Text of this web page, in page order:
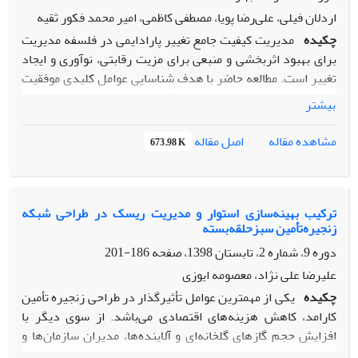
مکانیکی و الکتریکی هزینه‌های نگهداری و تعمیرات کاهش می­‌
یابد.
اردلان فیلی، علی‌رضا پویا، مصطفی کاظمی، امیر محمد فکور ثقیه
چکیده مدیریت کیفیت جامع تغییر پارادایمی در فلسفه مدیریت
برای بهبود اثربخشی و منبعی برای مزیت رقابتی، نوآوری و ایجاد
تغییر است. مطالعه حاضر با هدف شناسایی عوامل کلیدی موفقیت
مدیریت کیفیت جامع و رتبه بندی آن ها انجام شده است. پژوهش
حاضر کاربردی و توصیفی است. برای جمع آوری داده ها از
پرسشنامه‌های تهیه شده مبتنی بر روش های تصمیم گیری چند
شاخصه به کار رفته در این پژوهش استفاده شد که توسط خبرگان
شرکت اخشان شیراز تکمیل گردید. داده ها با رویکرد ترکیبی
نتایج در محیط تولیدی، عوامل تعهد مدیریت ارشد و رهبری،
مدیریت منابع انسانی و در نهایت آموزش و یادگیری بیشترین و
عوامل مدیریت تامین کننده و الگوبرداری کمترین اثر را در
موفقیت داشته اند. به طور کلی، عوامل نرم مدیریتی نسبت به
عوامل نرم ارتباطی و سخت تاثیر بیشتری بر موفقیت مدیریت
کیفیت جامع دارند.
بیشتر
مشاهده مقاله
اصل مقاله 673.98 K
ترکیب بهینه‌سازی استوار و مدیریت ریسک در طراحی شبکه
زنجیره‌تأمین سبزحلقه‌بسته
دوره 9، شماره 2، تابستان 1398، صفحه
186-201
علیرضا علی نژاد، معصومه ایوزی
چکیده یکی از مهمترین عوامل تأثیرگذار در طراحی زنجیره تأمین
کارامد، کاهش هزینه‌های اقتصادی می‌باشد. از سوی دیگر با
افزایش حجم گازهای گلخانه‌ای و آلاینده‌ها، مدیران سازمان‌ها و